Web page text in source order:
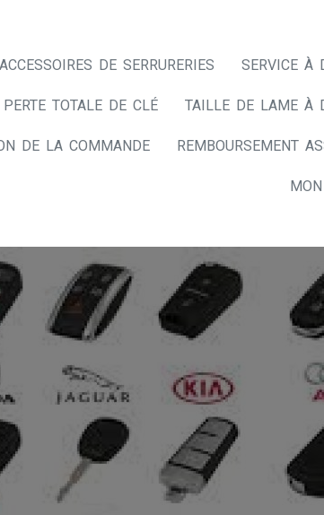
DE SERRURERIES SERVICE À
PERTE TOTALE DE CLÉ TAILLE DE LAME À
DE LA COMMANDE REMBOURSEMENT